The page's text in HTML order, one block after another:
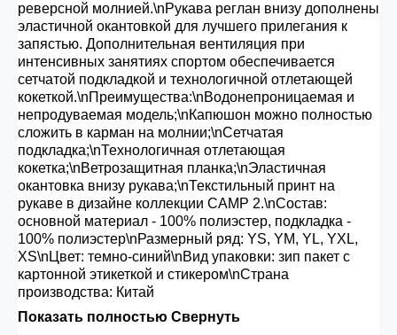
реверсной молнией.\nРукава реглан внизу дополнены
эластичной окантовкой для лучшего прилегания к
запястью. Дополнительная вентиляция при
интенсивных занятиях спортом обеспечивается
сетчатой подкладкой и технологичной отлетающей
кокеткой.\nПреимущества:\nВодонепроницаемая и
непродуваемая модель;\nКапюшон можно полностью
сложить в карман на молнии;\nСетчатая
подкладка;\nТехнологичная отлетающая
кокетка;\nВетрозащитная планка;\nЭластичная
окантовка внизу рукава;\nТекстильный принт на
рукаве в дизайне коллекции CAMP 2.\nСостав:
основной материал - 100% полиэстер, подкладка -
100% полиэстер\nРазмерный ряд: YS, YM, YL, YXL,
XS\nЦвет: темно-синий\nВид упаковки: зип пакет с
картонной этикеткой и стикером\nСтрана
производства: Китай
Показать полностью Свернуть